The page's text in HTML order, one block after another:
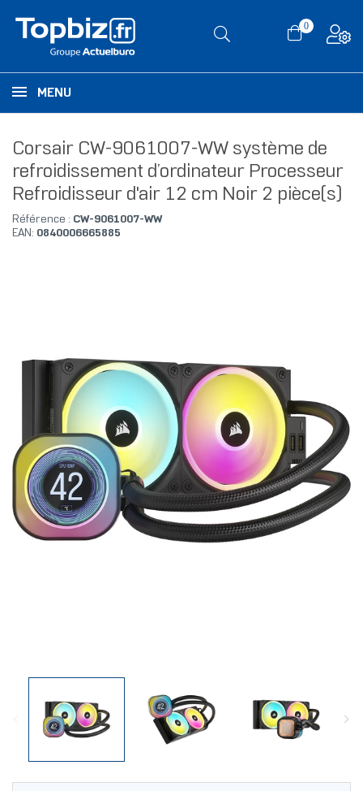
0
MENU
Corsair CW-9061007-WW système de
refroidissement d’ordinateur Processeur
Refroidisseur d'air 12 cm Noir 2 pièce(s)
Référence : CW-9061007-WW
EAN: 0840006665885